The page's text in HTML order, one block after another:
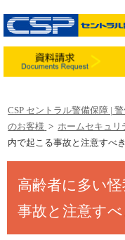
CSP セントラル警備保障 |
のお客様 > ホームセキュリ
内で起こる事故と注意すべ
高齢者に多い
事故と注意す